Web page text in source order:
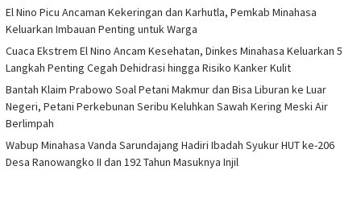
El Nino Picu Ancaman Kekeringan dan Karhutla, Pemkab Minahasa
Keluarkan Imbauan Penting untuk Warga
Cuaca Ekstrem El Nino Ancam Kesehatan, Dinkes Minahasa Keluarkan 5
Langkah Penting Cegah Dehidrasi hingga Risiko Kanker Kulit
Bantah Klaim Prabowo Soal Petani Makmur dan Bisa Liburan ke Luar
Negeri, Petani Perkebunan Seribu Keluhkan Sawah Kering Meski Air
Berlimpah
Wabup Minahasa Vanda Sarundajang Hadiri Ibadah Syukur HUT ke-206
Desa Ranowangko II dan 192 Tahun Masuknya Injil